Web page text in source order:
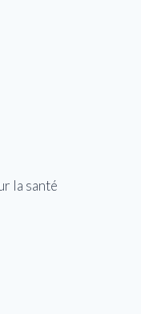
la santé